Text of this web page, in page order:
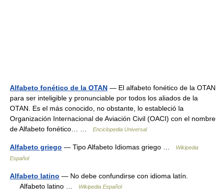
Alfabeto fonético de la OTAN — El alfabeto fonético de la OTAN
para ser inteligible y pronunciable por todos los aliados de la
OTAN. Es el más conocido, no obstante, lo estableció la
Organización Internacional de Aviación Civil (OACI) con el nombre
de Alfabeto fonético… …
Enciclopedia Universal
Alfabeto griego — Tipo Alfabeto Idiomas griego …
Wikipedia
Español
Alfabeto latino — No debe confundirse con idioma latín.
Alfabeto latino …
Wikipedia Español